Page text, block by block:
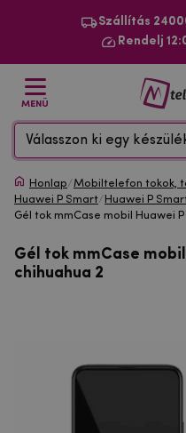
Szállítás
Rendelj
MENÜ
Válasszon ki egy
Honlap/Mobiltelefon tokok,
Huawei P Smart/ Huawei P
Gél tok mmCase mobil Huawei
Gél tok mmCase
chihuahua 2